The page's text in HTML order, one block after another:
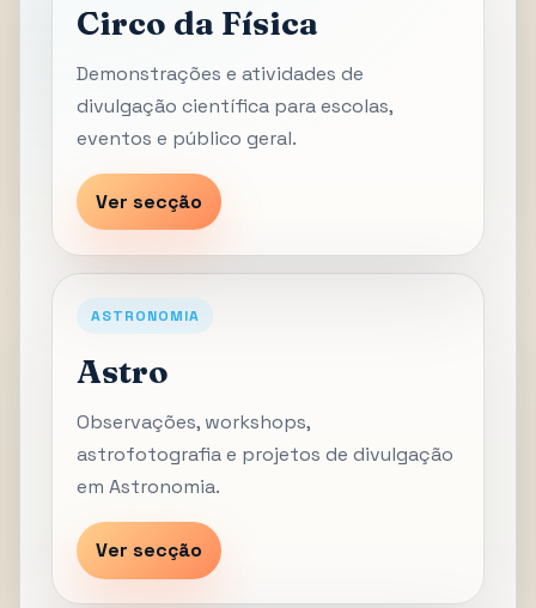
Circo da Física
Demonstrações e atividades de
divulgação científica para escolas,
eventos e público geral.
Ver secção
ASTRONOMIA
Astro
Observações, workshops,
astrofotografia e projetos de divulgação
em Astronomia.
Ver secção